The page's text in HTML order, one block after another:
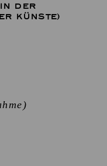
DER
KÜNSTE)